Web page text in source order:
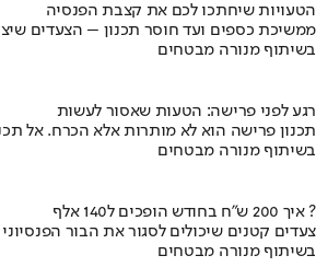
הטעויות שיחתכו לכם את קצבת הפנסיה
ממשיכת כספים ועד חוסר תכנון – הצעדים
בשיתוף מנורה מבטחים
רגע לפני פרישה: הטעות שאסור לעשות
תכנון פרישה הוא לא מותרות אלא הכרח. אל
בשיתוף מנורה מבטחים
איך 200 ש"ח בחודש הופכים ל140 אלף ?
צעדים קטנים שיכולים לסגור את הבור הפנסיוני
בשיתוף מנורה מבטחים